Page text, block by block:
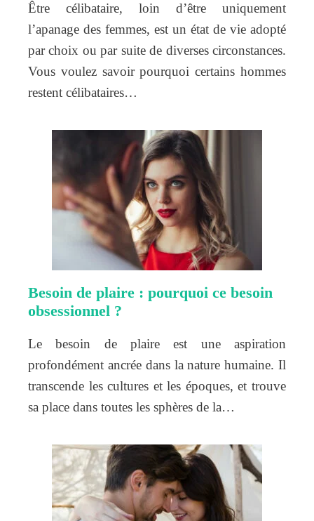
Être célibataire, loin d’être uniquement
l’apanage des femmes, est un état de vie adopté
par choix ou par suite de diverses circonstances.
Vous voulez savoir pourquoi certains hommes
restent célibataires…
Besoin de plaire : pourquoi ce besoin
obsessionnel ?
Le besoin de plaire est une aspiration
profondément ancrée dans la nature humaine. Il
transcende les cultures et les époques, et trouve
sa place dans toutes les sphères de la…